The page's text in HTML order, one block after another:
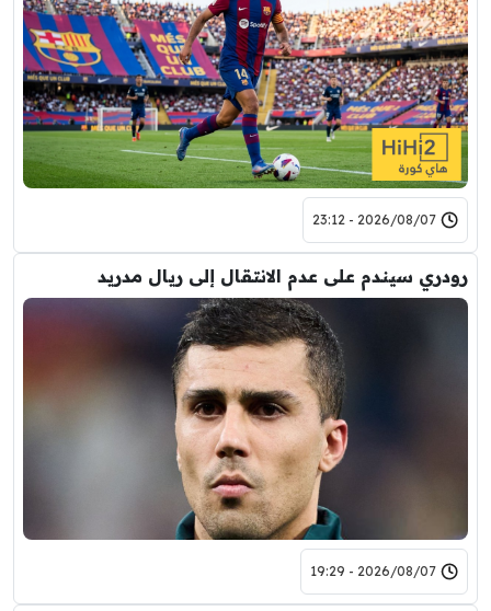
2026/08/07 - 23:12
رودري سيندم على عدم الانتقال إلى ريال مدريد
2026/08/07 - 19:29